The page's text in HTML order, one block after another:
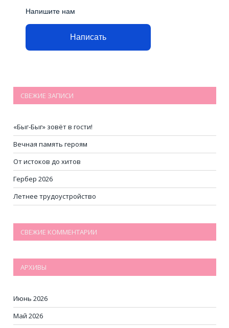
Напишите нам
Написать
СВЕЖИЕ ЗАПИСИ
«Быг-Быг» зовёт в гости!
Вечная память героям
От истоков до хитов
Гербер 2026
Летнее трудоустройство
СВЕЖИЕ КОММЕНТАРИИ
АРХИВЫ
Июнь 2026
Май 2026